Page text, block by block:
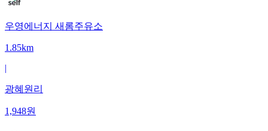
우영에너지 새롬주유소
1.85km
|
광혜원리
1,948원